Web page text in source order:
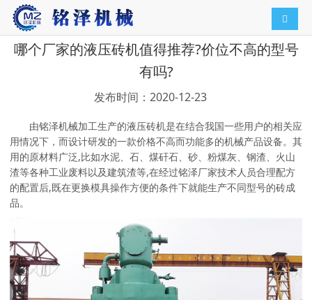
导航
哪个厂家的液压砖机值得推荐?价位不高的型号
有吗?
发布时间：2020-12-23
由铭泽机械加工生产的液压砖机是在结合我国一些用户的相关应
用情况下，而设计研发的一款价格不高而功能多的机械产品设备。其
用的原材料广泛,比如水泥、石、煤矸石、砂、粉煤灰、钢渣、火山
渣等各种工业废料以及建筑渣等,在经过铭泽厂家技术人员合理配方
的配置后,既在更换模具操作方便的条件下就能生产不同型号的砖成
品。